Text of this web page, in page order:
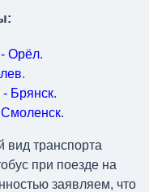
- Орёл.
.
- Брянск.
Смоленск.
вид транспорта
при поезде на
заявляем, что